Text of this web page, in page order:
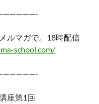
ルマガで。18時配信
school.com/
座第1回